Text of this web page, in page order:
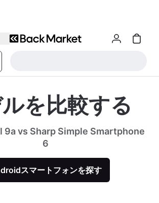
を比較する
9a vs Sharp Simple Smartphone
6
スマートフォンを探す